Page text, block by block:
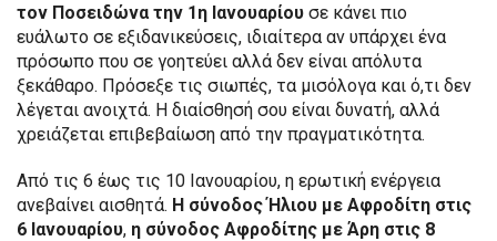
τον Ποσειδώνα την 1η Ιανουαρίου σε κάνει πιο
ευάλωτο σε εξιδανικεύσεις, ιδιαίτερα αν υπάρχει ένα
πρόσωπο που σε γοητεύει αλλά δεν είναι απόλυτα
ξεκάθαρο. Πρόσεξε τις σιωπές, τα μισόλογα και ό,τι δεν
λέγεται ανοιχτά. Η διαίσθησή σου είναι δυνατή, αλλά
χρειάζεται επιβεβαίωση από την πραγματικότητα.
Από τις 6 έως τις 10 Ιανουαρίου, η ερωτική ενέργεια
ανεβαίνει αισθητά. Η σύνοδος Ήλιου με Αφροδίτη στις
6 Ιανουαρίου, η σύνοδος Αφροδίτης με Άρη στις 8